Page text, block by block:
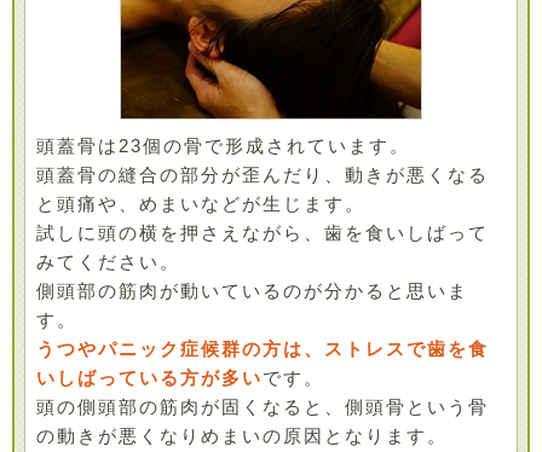
頭蓋骨は23個の骨で形成されています。
頭蓋骨の縫合の部分が歪んだり、動きが悪くなる
と頭痛や、めまいなどが生じます。
試しに頭の横を押さえながら、歯を食いしばって
みてください。
側頭部の筋肉が動いているのが分かると思いま
す。
うつやパニック症候群の方は、ストレスで歯を食
いしばっている方が多いです。
頭の側頭部の筋肉が固くなると、側頭骨という骨
の動きが悪くなりめまいの原因となります。